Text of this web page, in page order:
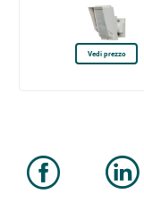
Vedi prezzo